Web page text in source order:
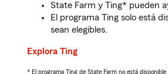
State Farm y Ting* pueden
El programa Ting solo está
sean elegibles.
Explora Ting
* El programa Ting de State Farm no está